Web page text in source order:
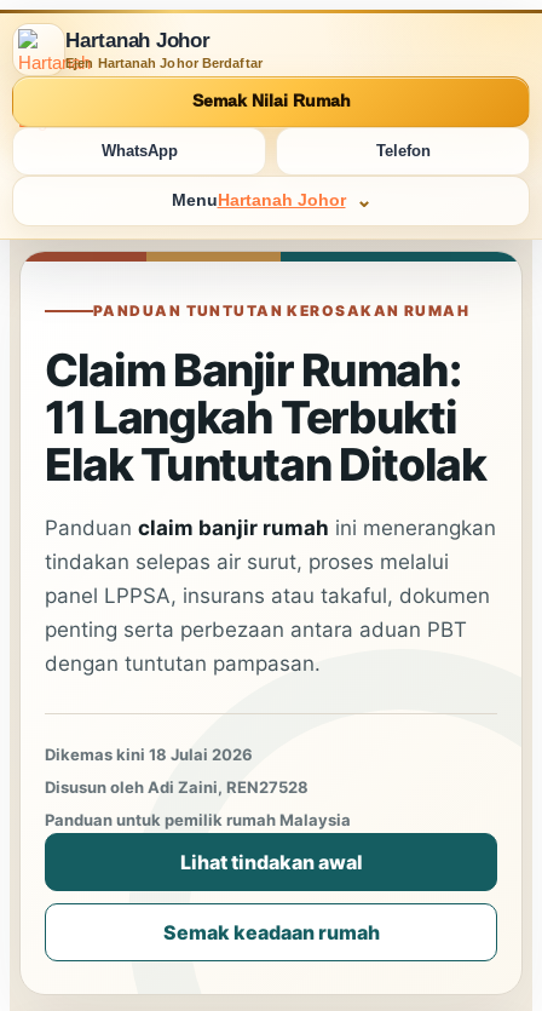
Hartanah Johor
Ejen Hartanah Johor Berdaftar
Semak Nilai Rumah
WhatsApp Telefon
Menu Hartanah Johor
PANDUAN TUNTUTAN KEROSAKAN RUMAH
Claim Banjir Rumah:
11 Langkah Terbukti
Elak Tuntutan Ditolak
Panduan claim banjir rumah ini menerangkan
tindakan selepas air surut, proses melalui
panel LPPSA, insurans atau takaful, dokumen
penting serta perbezaan antara aduan PBT
dengan tuntutan pampasan.
Dikemas kini 18 Julai 2026
Disusun oleh Adi Zaini, REN27528
Panduan untuk pemilik rumah Malaysia
Lihat tindakan awal
Semak keadaan rumah